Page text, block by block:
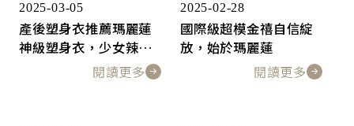
2025-03-05
產後塑身衣推薦瑪麗蓮
神級塑身衣，少女辣媽
閱讀更多
2025-02-28
國際級超模金禧自信綻
放，始於瑪麗蓮
閱讀更多